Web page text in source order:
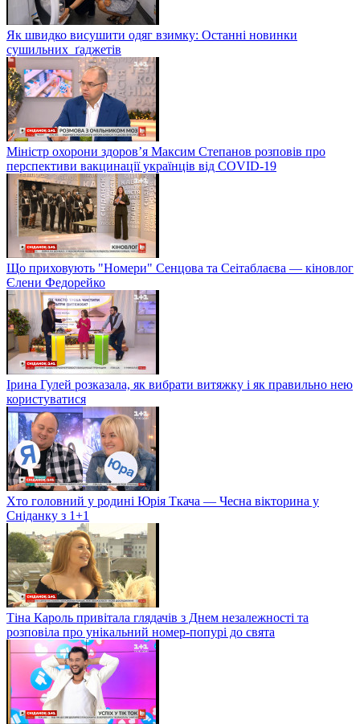
Як швидко висушити одяг взимку: Останні новинки
сушильних ґаджетів
Міністр охорони здоров’я Максим Степанов розповів про
перспективи вакцинації українців від COVID-19
Що приховують "Номери" Сенцова та Сеітаблаєва — кіновлог
Єлени Федорейко
Ірина Гулей розказала, як вибрати витяжку і як правильно нею
користуватися
Хто головний у родині Юрія Ткача — Чесна вікторина у
Сніданку з 1+1
Тіна Кароль привітала глядачів з Днем незалежності та
розповіла про унікальний номер-попурі до свята